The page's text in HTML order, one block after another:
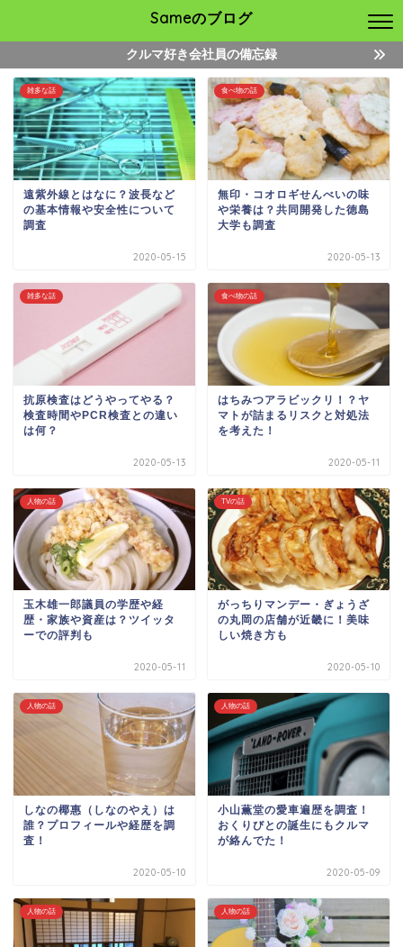
Sameのブログ
クルマ好き会社員の備忘録
雑多な話
遠紫外線とはなに？波長など
の基本情報や安全性について
調査
2020-05-15
食べ物の話
無印・コオロギせんべいの味
や栄養は？共同開発した徳島
大学も調査
2020-05-13
雑多な話
抗原検査はどうやってやる？
検査時間やPCR検査との違い
は何？
2020-05-13
食べ物の話
はちみつアラビックリ！？ヤ
マトが詰まるリスクと対処法
を考えた！
2020-05-11
人物の話
玉木雄一郎議員の学歴や経
歴・家族や資産は？ツイッタ
ーでの評判も
2020-05-11
TVの話
がっちりマンデー・ぎょうざ
の丸岡の店舗が近畿に！美味
しい焼き方も
2020-05-10
人物の話
しなの椰惠（しなのやえ）は
誰？プロフィールや経歴を調
査！
2020-05-10
人物の話
小山薫堂の愛車遍歴を調査！
おくりびとの誕生にもクルマ
が絡んでた！
2020-05-09
人物の話 人物の話